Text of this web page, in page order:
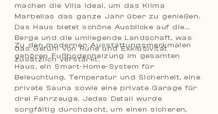
machen die Villa ideal, um das Klima
Marbellas das ganze Jahr über zu genießen.
Das Haus bietet schöne Ausblicke auf die
Berge und die umliegende Landschaft, was
das Gefühl von Ruhe und Exklusivität
zusätzlich verstärkt.
Zu den modernen Ausstattungsmerkmalen
gehören Fußbodenheizung im gesamten
Haus, ein Smart-Home-System für
Beleuchtung, Temperatur und Sicherheit, eine
private Sauna sowie eine private Garage für
drei Fahrzeuge. Jedes Detail wurde
sorgfältig durchdacht, um einen sicheren,